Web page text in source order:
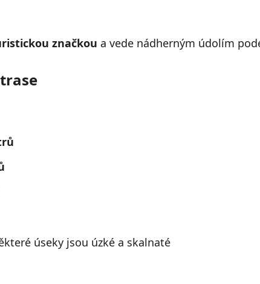
značkou a vede nádherným údolím
úseky jsou úzké a skalnaté